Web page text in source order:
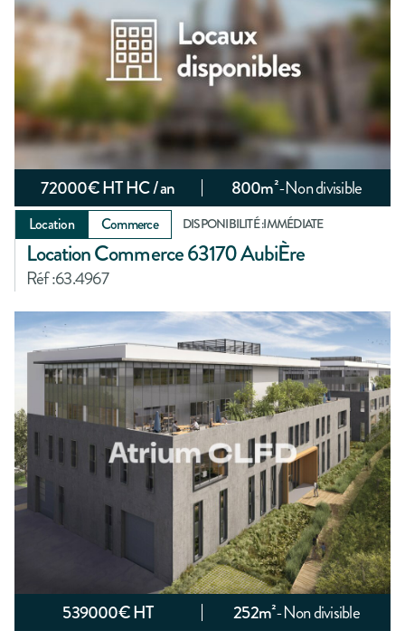
72000€ HT HC / an 800m²-Non divisible
Location Commerce DISPONIBILITÉ :IMMÉDIATE
Location Commerce 63170 AubiÈre
Réf :63.4967
539000€ HT 252m²-Non divisible